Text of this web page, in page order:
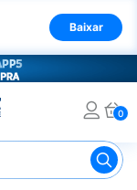
Baixar
0
Esportivos